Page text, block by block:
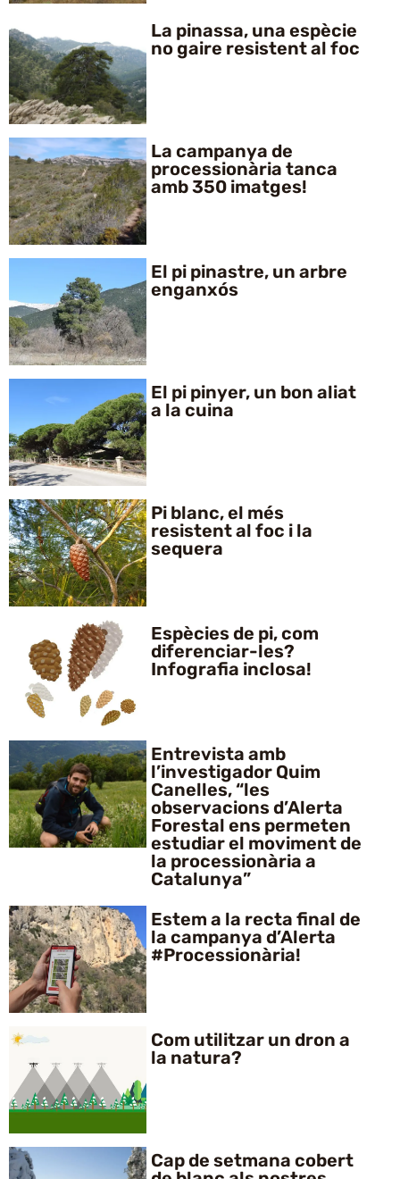
La pinassa, una espècie
no gaire resistent al foc
La campanya de
processionària tanca
amb 350 imatges!
El pi pinastre, un arbre
enganxós
El pi pinyer, un bon aliat
a la cuina
Pi blanc, el més
resistent al foc i la
sequera
Espècies de pi, com
diferenciar-les?
Infografia inclosa!
Entrevista amb
l’investigador Quim
Canelles, “les
observacions d’Alerta
Forestal ens permeten
estudiar el moviment de
la processionària a
Catalunya”
Estem a la recta final de
la campanya d’Alerta
#Processionària!
Com utilitzar un dron a
la natura?
Cap de setmana cobert